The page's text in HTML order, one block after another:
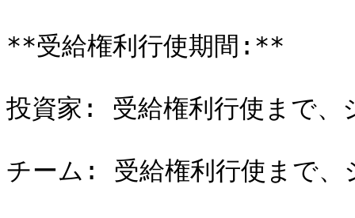
**受給権利行使期間:**
投資家: 受給権利行使まで、